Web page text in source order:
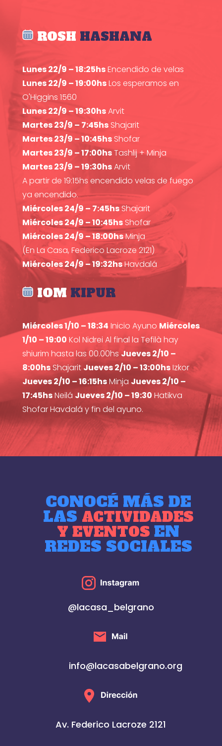
ROSH HASHANA
Lunes 22/9 – 18:25hsEncendido de velas
Lunes 22/9 – 19:00hsLos esperamos en
O'Higgins 1560
Lunes 22/9 – 19:30hsArvit
Martes 23/9 – 7:45hsShajarit
Martes 23/9 – 10:45hsShofar
Martes 23/9 – 17:00hsTashlij + Minja
Martes 23/9 – 19:30hsArvit
A partir de 19:15hs encendido velas de fuego
ya encendido.
Miércoles 24/9 – 7:45hsShajarit
Miércoles 24/9 – 10:45hsShofar
Miércoles 24/9 – 18:00hsMinja
(En La Casa, Federico Lacroze 2121)
Miércoles 24/9 – 19:32hsHavdalá
IOM KIPUR
Miércoles 1/10 – 18:34 Inicio Ayuno Miércoles
1/10 – 19:00 Kol Nidrei Al final la Tefilà hay
shiurim hasta las 00.00hsJueves 2/10 –
8:00hsShajarit Jueves 2/10 – 13:00hsIzkor
Jueves 2/10 – 16:15hsMinja Jueves 2/10 –
17:45hsNeilá Jueves 2/10 – 19:30 Hatikva
Shofar Havdalá y fin del ayuno.
CONOCÉ MÁS DE
LAS ACTIVIDADES
Y EVENTOSEN
REDES SOCIALES
@lacasa_belgrano
info@lacasabelgrano.org
Av. Federico Lacroze 2121